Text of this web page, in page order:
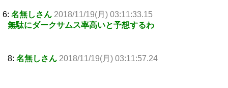
6: 名無しさん 2018/11/19(月) 03:11:33.15
無駄にダークサムス率高いと予想するわ
8: 名無しさん 2018/11/19(月) 03:11:57.24